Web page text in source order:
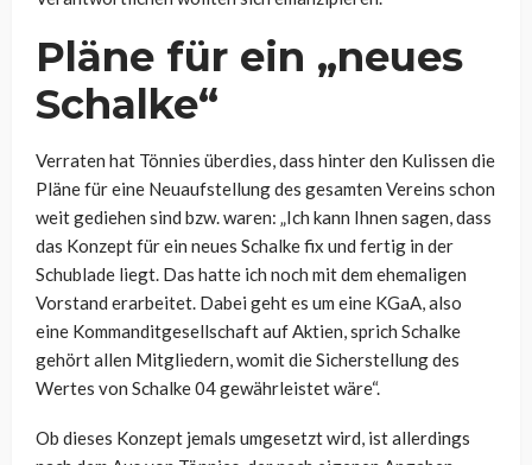
Pläne für ein „neues
Schalke“
Verraten hat Tönnies überdies, dass hinter den Kulissen die
Pläne für eine Neuaufstellung des gesamten Vereins schon
weit gediehen sind bzw. waren: „Ich kann Ihnen sagen, dass
das Konzept für ein neues Schalke fix und fertig in der
Schublade liegt. Das hatte ich noch mit dem ehemaligen
Vorstand erarbeitet. Dabei geht es um eine KGaA, also
eine Kommanditgesellschaft auf Aktien, sprich Schalke
gehört allen Mitgliedern, womit die Sicherstellung des
Wertes von Schalke 04 gewährleistet wäre“.
Ob dieses Konzept jemals umgesetzt wird, ist allerdings